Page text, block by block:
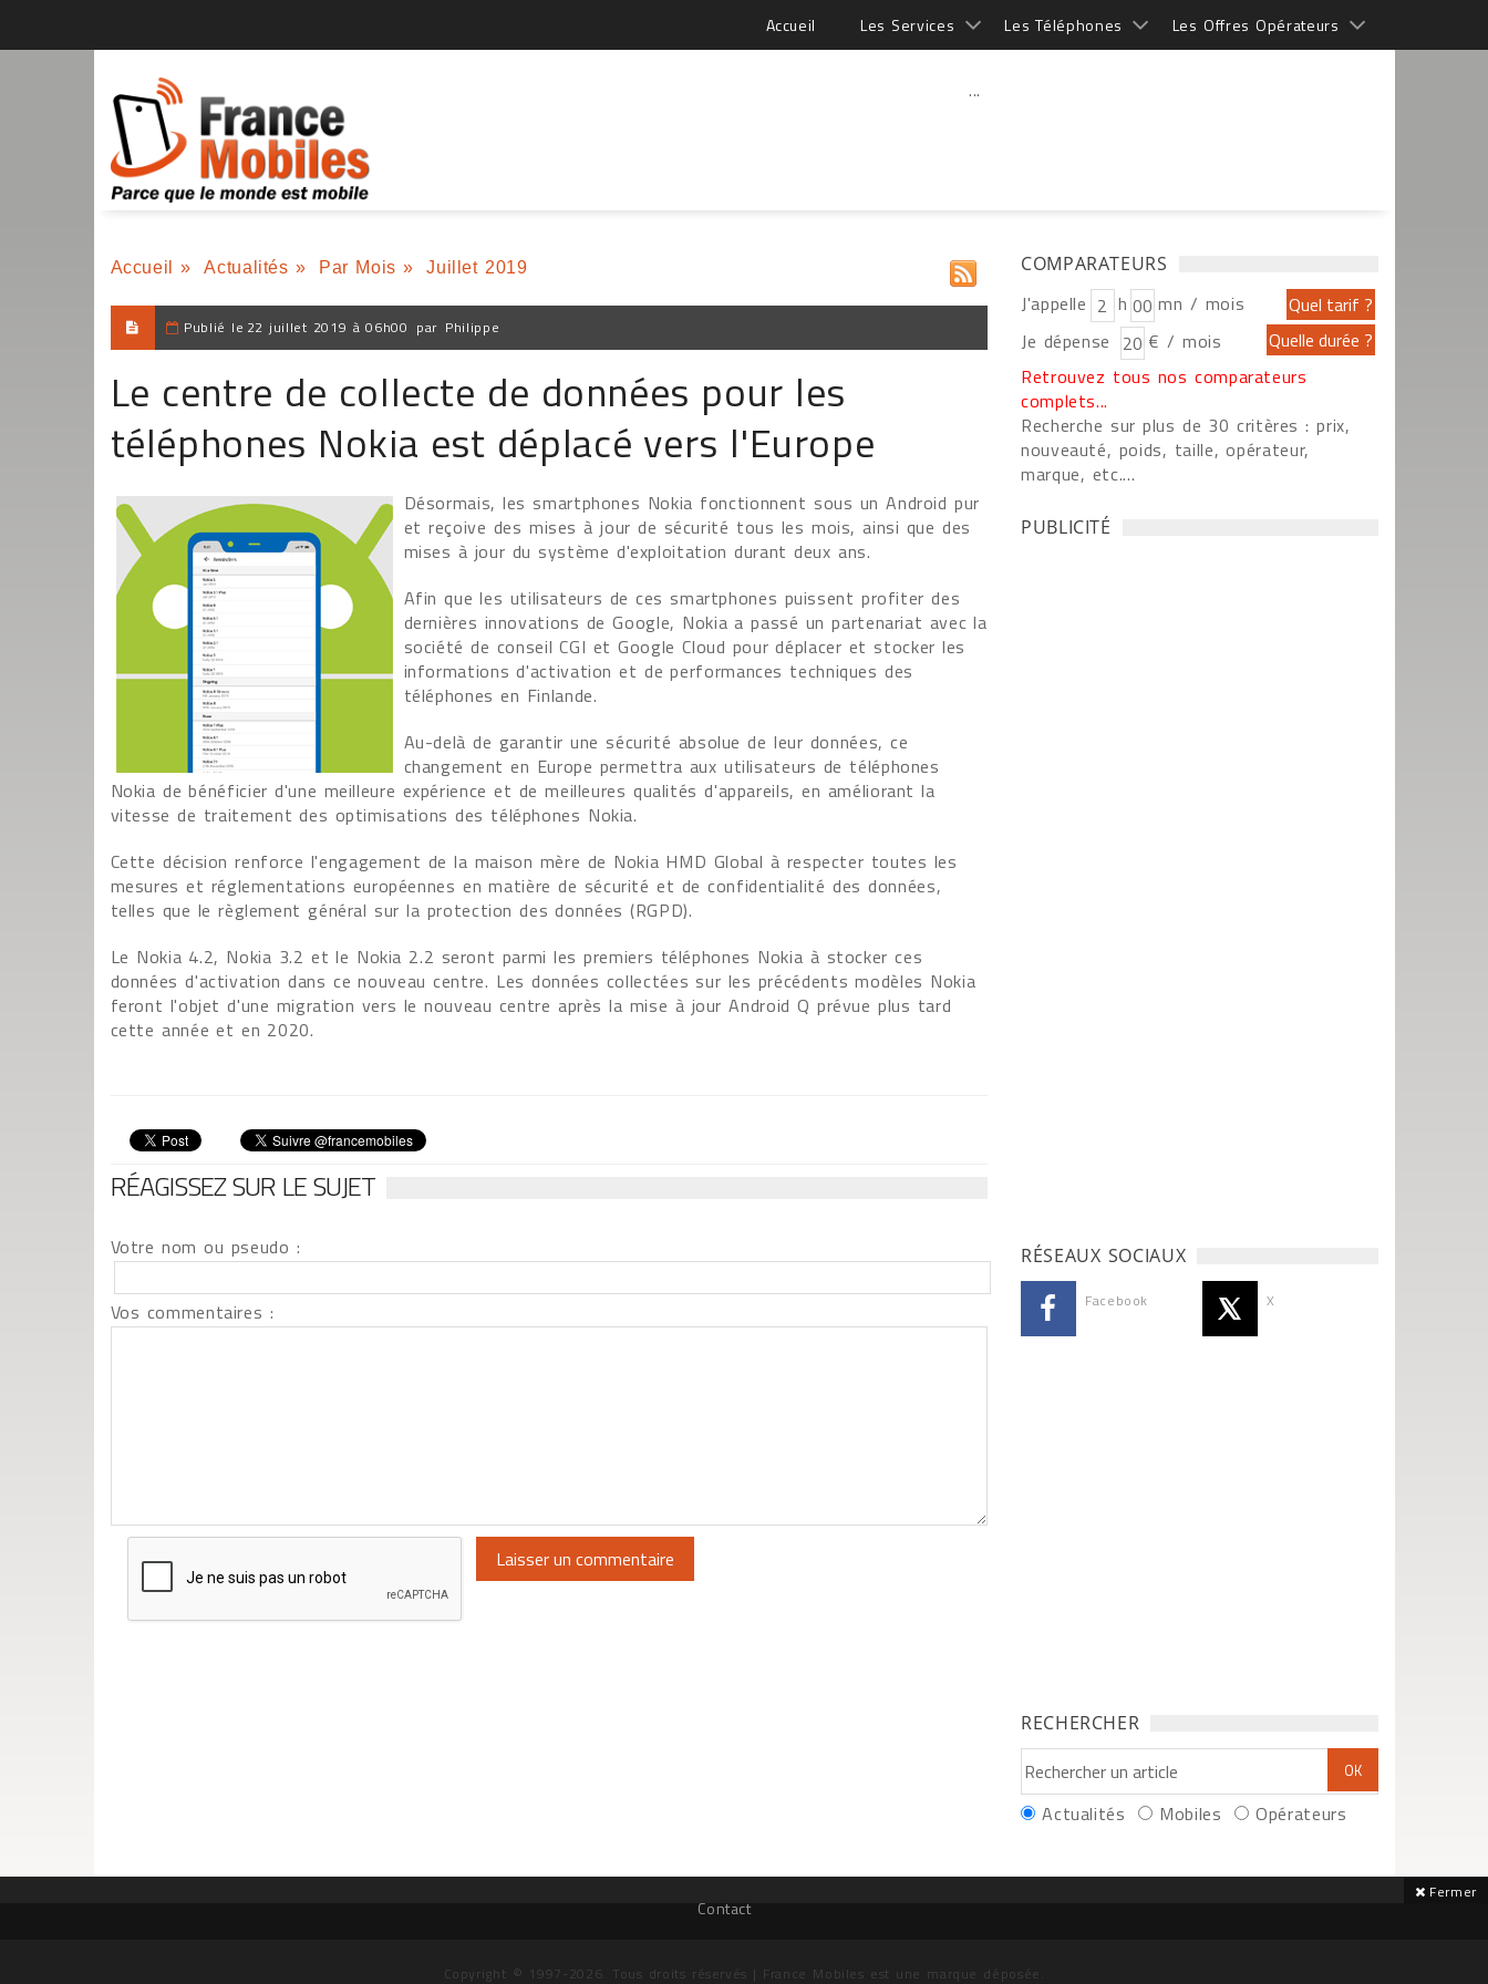
Accueil Les Services Les Téléphones Les Offres Opérateurs
...
Accueil » Actualités » Par Mois » Juillet 2019
Publié le 22 juillet 2019 à 06h00 par Philippe
Le centre de collecte de données pour les
téléphones Nokia est déplacé vers l'Europe
Désormais, les smartphones Nokia fonctionnent sous un Android pur
et reçoive des mises à jour de sécurité tous les mois, ainsi que des
mises à jour du système d'exploitation durant deux ans.
Afin que les utilisateurs de ces smartphones puissent profiter des
dernières innovations de Google, Nokia a passé un partenariat avec la
société de conseil CGI et Google Cloud pour déplacer et stocker les
informations d'activation et de performances techniques des
téléphones en Finlande.
Au-delà de garantir une sécurité absolue de leur données, ce
changement en Europe permettra aux utilisateurs de téléphones
Nokia de bénéficier d'une meilleure expérience et de meilleures qualités d'appareils, en améliorant la
vitesse de traitement des optimisations des téléphones Nokia.
Cette décision renforce l'engagement de la maison mère de Nokia HMD Global à respecter toutes les
mesures et réglementations européennes en matière de sécurité et de confidentialité des données,
telles que le règlement général sur la protection des données (RGPD).
Le Nokia 4.2, Nokia 3.2 et le Nokia 2.2 seront parmi les premiers téléphones Nokia à stocker ces
données d'activation dans ce nouveau centre. Les données collectées sur les précédents modèles Nokia
feront l'objet d'une migration vers le nouveau centre après la mise à jour Android Q prévue plus tard
cette année et en 2020.
RÉAGISSEZ SUR LE SUJET
Votre nom ou pseudo :
Vos commentaires :
COMPARATEURS
J'appelle h
mn / mois
Je dépense
€ / mois
Retrouvez tous nos comparateurs
complets...
Recherche sur plus de 30 critères : prix,
nouveauté, poids, taille, opérateur,
marque, etc....
PUBLICITÉ
RÉSEAUX SOCIAUX
Facebook X
RECHERCHER
Actualités Mobiles Opérateurs
Contact
Copyright © 1997-2026. Tous droits réservés | France Mobiles est une marque déposée.
Fermer